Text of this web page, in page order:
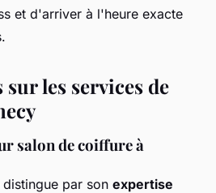
et d'arriver à l'heure exacte
les services de
salon de coiffure à
distingue par son expertise